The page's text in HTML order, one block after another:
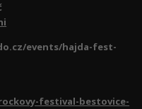
events/hajda-fest-
festival-bestovice-